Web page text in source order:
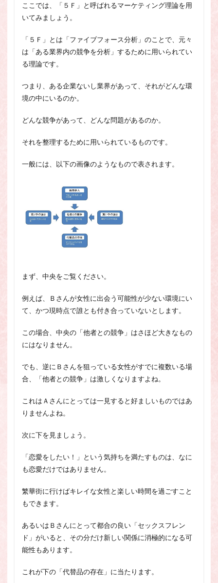
ここでは、「５Ｆ」と呼ばれるマーケティング理論を用
いてみましょう。
「５Ｆ」とは「ファイブフォース分析」のことで、元々
は「ある業界内の競争を分析」するために用いられてい
る理論です。
つまり、ある企業ないし業界があって、それがどんな環
境の中にいるのか。
どんな競争があって、どんな問題があるのか。
それを整理するために用いられているものです。
一般には、以下の画像のようなもので表されます。
まず、中央をご覧ください。
例えば、Ｂさんが女性に出会う可能性が少ない環境にい
て、かつ現時点で誰とも付き合っていないとします。
この場合、中央の「他者との競争」はさほど大きなもの
にはなりません。
でも、逆にＢさんを狙っている女性がすでに複数いる場
合、「他者との競争」は激しくなりますよね。
これはＡさんにとっては一見すると好ましいものではあ
りませんよね。
次に下を見ましょう。
「恋愛をしたい！」という気持ちを満たすものは、なに
も恋愛だけではありません。
繁華街に行けばキレイな女性と楽しい時間を過ごすこと
もできます。
あるいはＢさんにとって都合の良い「セックスフレン
ド」がいると、その分だけ新しい関係に消極的になる可
能性もあります。
これが下の「代替品の存在」に当たります。